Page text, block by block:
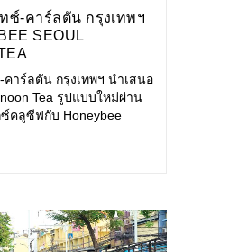
ซ์-คาร์ลตัน กรุงเทพฯ
SEOUL
ณ คาเลโอ
มผัสเสน่ห์ของขนม
กกรุงโซล
คาร์ลตัน กรุงเทพฯ นำเสนอ
Tea รูปแบบใหม่ผ่าน
คลูซีฟกับ Honeybee
ดยเชฟอึนจอง